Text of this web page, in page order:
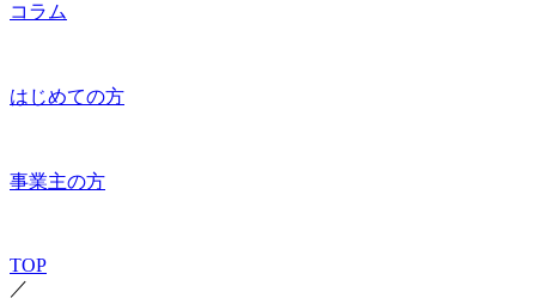
コラム
はじめての方
事業主の方
TOP
／